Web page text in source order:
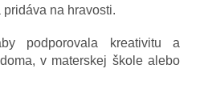
na hravosti.
podporovala kreativitu a
v materskej škole alebo